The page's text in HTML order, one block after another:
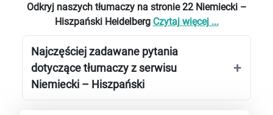
Odkryj naszych tłumaczy na stronie 22 Niemiecki –
Hiszpański Heidelberg Czytaj więcej ...
Najczęściej zadawane pytania
dotyczące tłumaczy z serwisu
Niemiecki – Hiszpański